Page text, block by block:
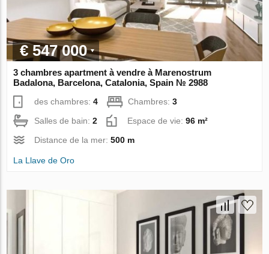
€ 547 000
3 chambres apartment à vendre à Marenostrum
Badalona, Barcelona, Catalonia, Spain № 2988
des chambres:4 Chambres:3
Salles de bain:2 Espace de vie:96 m²
Distance de la mer:500 m
La Llave de Oro